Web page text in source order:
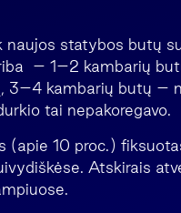
statybos butų
– 1–2 kambarių
3–4 kambarių butų –
tai nepakoregavo.
(apie 10 proc.)
Atskirais